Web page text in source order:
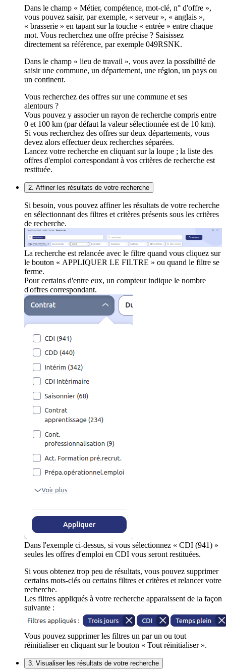
Dans le champ « Métier, compétence, mot-clé, n° d'offre »,
vous pouvez saisir, par exemple, « serveur », « anglais »,
« brasserie » en tapant sur la touche « entrée » entre chaque
mot. Vous recherchez une offre précise ? Saisissez
directement sa référence, par exemple 049RSNK.
Dans le champ « lieu de travail », vous avez la possibilité de
saisir une commune, un département, une région, un pays ou
un continent.
Vous recherchez des offres sur une commune et ses
alentours ?
Vous pouvez y associer un rayon de recherche compris entre
0 et 100 km (par défaut la valeur sélectionnée est de 10 km).
Si vous recherchez des offres sur deux départements, vous
devez alors effectuer deux recherches séparées.
Lancez votre recherche en cliquant sur la loupe ; la liste des
offres d'emploi correspondant à vos critères de recherche est
restituée.
2. Affiner les résultats de votre recherche
Si besoin, vous pouvez affiner les résultats de votre recherche
en sélectionnant des filtres et critères présents sous les critères
de recherche.
La recherche est relancée avec le filtre quand vous cliquez sur
le bouton « APPLIQUER LE FILTRE » ou quand le filtre se
ferme.
Pour certains d'entre eux, un compteur indique le nombre
d'offres correspondant.
Dans l'exemple ci-dessus, si vous sélectionnez « CDI (941) »
seules les offres d'emploi en CDI vous seront restituées.
Si vous obtenez trop peu de résultats, vous pouvez supprimer
certains mots-clés ou certains filtres et critères et relancer votre
recherche.
Les filtres appliqués à votre recherche apparaissent de la façon
suivante :
Vous pouvez supprimer les filtres un par un ou tout
réinitialiser en cliquant sur le bouton « Tout réinitialiser ».
3. Visualiser les résultats de votre recherche